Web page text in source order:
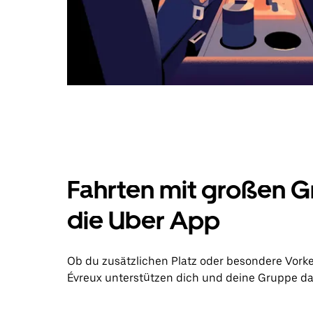
Fahrten mit großen
die Uber App
Ob du zusätzlichen Platz oder besondere
Évreux unterstützen dich und deine Gruppe